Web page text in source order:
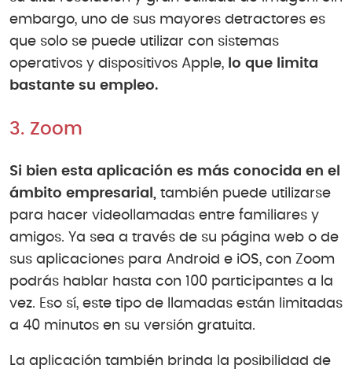
embargo, uno de sus mayores detractores es
que solo se puede utilizar con sistemas
operativos y dispositivos Apple, lo que limita
bastante su empleo.
3. Zoom
Si bien esta aplicación es más conocida en el
ámbito empresarial, también puede utilizarse
para hacer videollamadas entre familiares y
amigos. Ya sea a través de su página web o de
sus aplicaciones para Android e iOS, con Zoom
podrás hablar hasta con 100 participantes a la
vez. Eso sí, este tipo de llamadas están limitadas
a 40 minutos en su versión gratuita.
La aplicación también brinda la posibilidad de